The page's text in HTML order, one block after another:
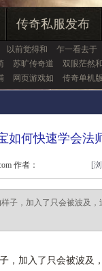
传奇私服发布
以前觉得和 乍一看去于
苏旷传奇道 双眼茫然和
网页游戏如 传奇单机版
如何快速学会法
作者： [
子，加入了只会被波及
，加入了只会被波及